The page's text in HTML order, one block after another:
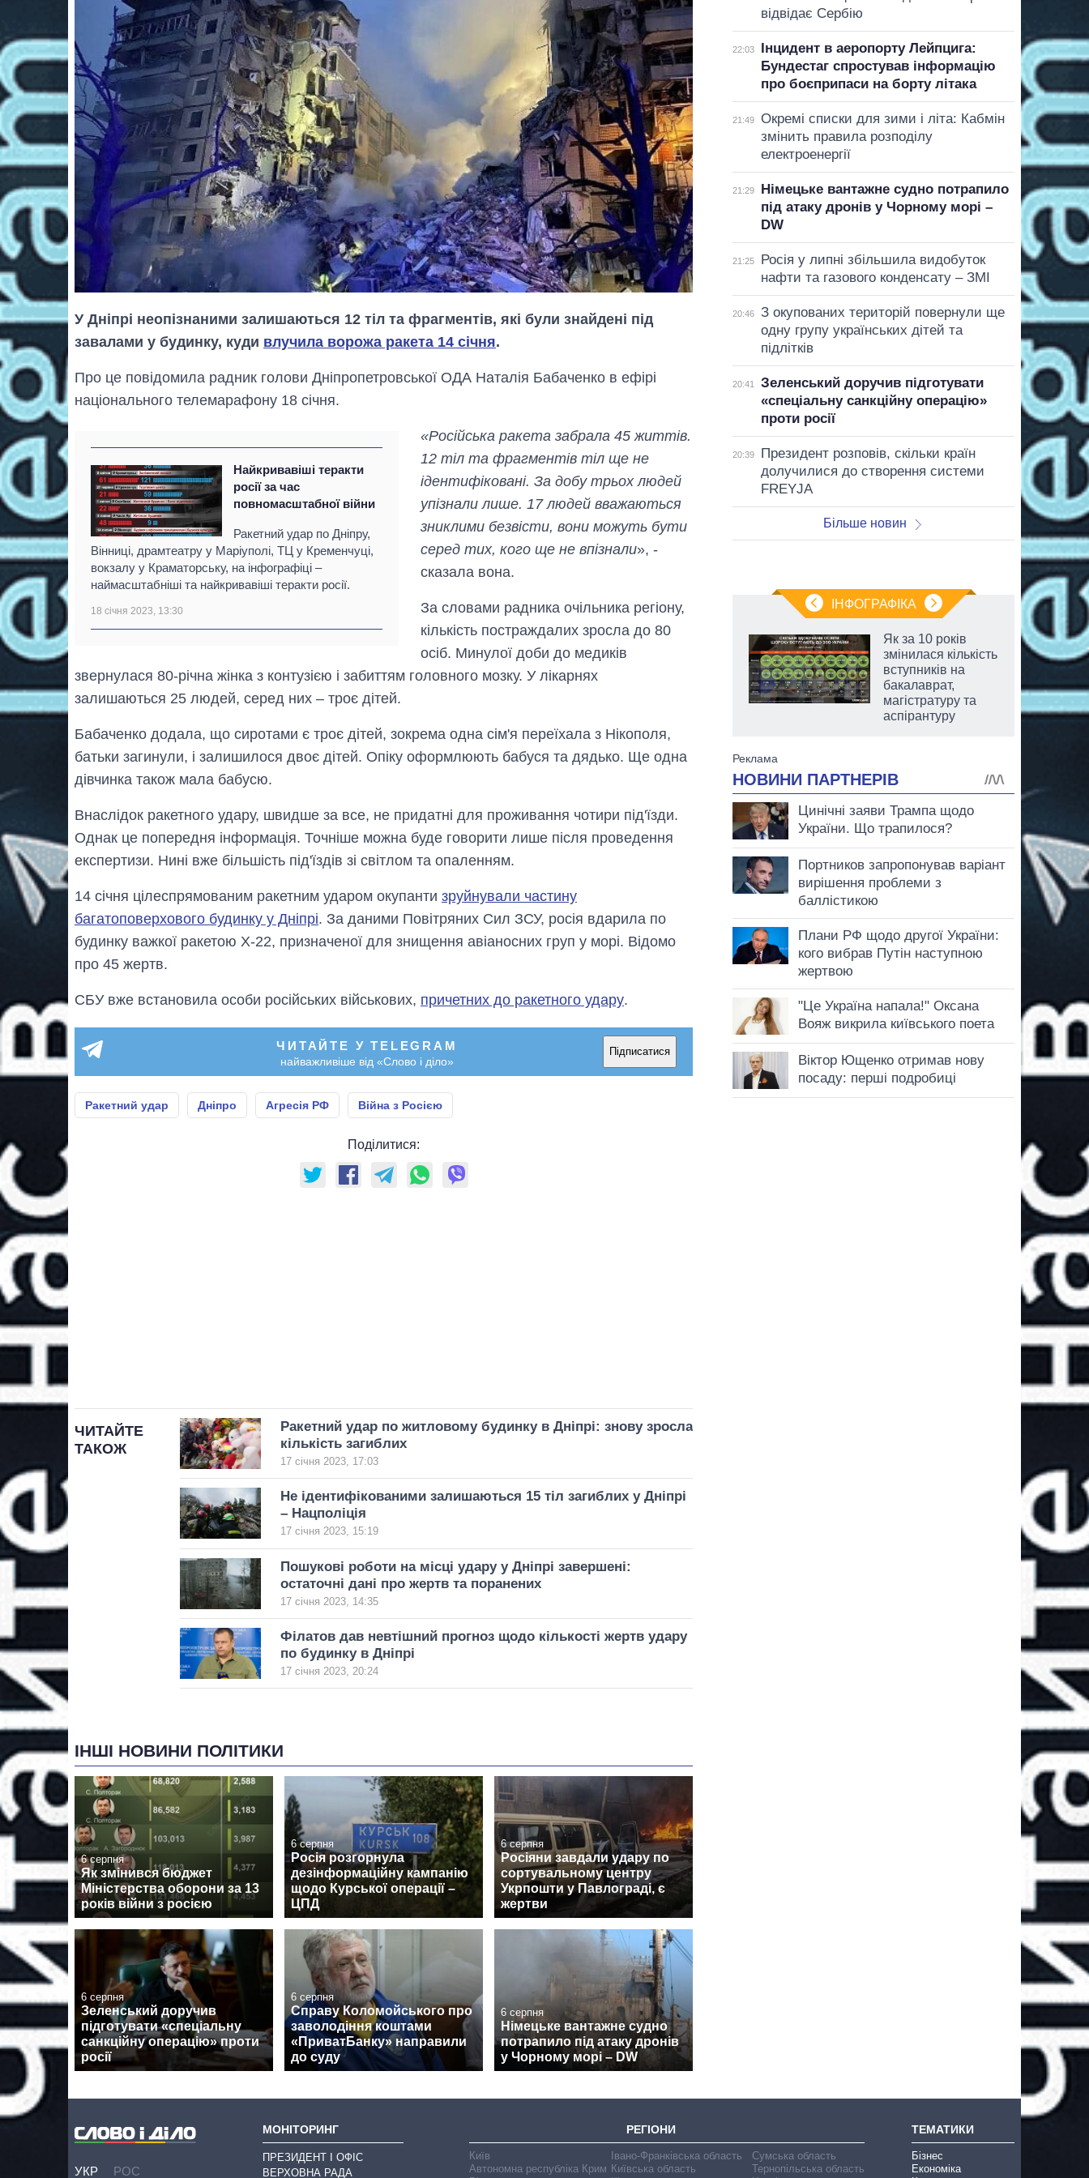
У Дніпрі неопізнаними залишаються 12 тіл та фрагментів, які були знайдені під
завалами у будинку, куди влучила ворожа ракета 14 січня.
Про це повідомила радник голови Дніпропетровської ОДА Наталія Бабаченко в ефірі
національного телемарафону 18 січня.
Найкривавіші теракти
росії за час
повномасштабної війни
Ракетний удар по Дніпру,
Вінниці, драмтеатру у Маріуполі, ТЦ у Кременчуці,
вокзалу у Краматорську, на інфографіці –
наймасштабніші та найкривавіші теракти росії.
18 січня 2023, 13:30
«Російська ракета забрала 45 життів.
12 тіл та фрагментів тіл ще не
ідентифіковані. За добу трьох людей
упізнали лише. 17 людей вважаються
зниклими безвісти, вони можуть бути
серед тих, кого ще не впізнали», -
сказала вона.
За словами радника очільника регіону,
кількість постраждалих зросла до 80
осіб. Минулої доби до медиків
звернулася 80-річна жінка з контузією і забиттям головного мозку. У лікарнях
залишаються 25 людей, серед них – троє дітей.
Бабаченко додала, що сиротами є троє дітей, зокрема одна сім'я переїхала з Нікополя,
батьки загинули, і залишилося двоє дітей. Опіку оформлюють бабуся та дядько. Ще одна
дівчинка також мала бабусю.
Внаслідок ракетного удару, швидше за все, не придатні для проживання чотири під'їзди.
Однак це попередня інформація. Точніше можна буде говорити лише після проведення
експертизи. Нині вже більшість під'їздів зі світлом та опаленням.
14 січня цілеспрямованим ракетним ударом окупанти зруйнували частину
багатоповерхового будинку у Дніпрі. За даними Повітряних Сил ЗСУ, росія вдарила по
будинку важкої ракетою Х-22, призначеної для знищення авіаносних груп у морі. Відомо
про 45 жертв.
СБУ вже встановила особи російських військових, причетних до ракетного удару.
ЧИТАЙТЕ У TELEGRAM
найважливіше від «Слово і діло»
Підписатися
Ракетний удар Дніпро Агресія РФ Війна з Росією
Поділитися:
ЧИТАЙТЕ
ТАКОЖ
Ракетний удар по житловому будинку в Дніпрі: знову зросла
кількість загиблих
17 січня 2023, 17:03
Не ідентифікованими залишаються 15 тіл загиблих у Дніпрі
– Нацполіція
17 січня 2023, 15:19
Пошукові роботи на місці удару у Дніпрі завершені:
остаточні дані про жертв та поранених
17 січня 2023, 14:35
Філатов дав невтішний прогноз щодо кількості жертв удару
по будинку в Дніпрі
17 січня 2023, 20:24
ІНШІ НОВИНИ ПОЛІТИКИ
6 серпня
Як змінився бюджет
Міністерства оборони за 13
років війни з росією
6 серпня
Росія розгорнула
дезінформаційну кампанію
щодо Курської операції –
ЦПД
6 серпня
Росіяни завдали удару по
сортувальному центру
Укрпошти у Павлограді, є
жертви
6 серпня
Зеленський доручив
підготувати «спеціальну
санкційну операцію» проти
росії
6 серпня
Справу Коломойського про
заволодіння коштами
«ПриватБанку» направили
до суду
6 серпня
Німецьке вантажне судно
потрапило під атаку дронів
у Чорному морі – DW
відвідає Сербію
22:03
Інцидент в аеропорту Лейпцига:
Бундестаг спростував інформацію
про боєприпаси на борту літака
21:49
Окремі списки для зими і літа: Кабмін
змінить правила розподілу
електроенергії
21:29
Німецьке вантажне судно потрапило
під атаку дронів у Чорному морі –
DW
21:25
Росія у липні збільшила видобуток
нафти та газового конденсату – ЗМІ
20:46
З окупованих територій повернули ще
одну групу українських дітей та
підлітків
20:41
Зеленський доручив підготувати
«спеціальну санкційну операцію»
проти росії
20:39
Президент розповів, скільки країн
долучилися до створення системи
FREYJA
Більше новин
ІНФОГРАФІКА
Скільки картоплі
вирощували в
Як за 10 років
змінилася кількість
вступників на
бакалаврат,
магістратуру та
аспірантуру
УКР РОС
МОНІТОРИНГ
ПРЕЗИДЕНТ І ОФІС
ВЕРХОВНА РАДА
РЕГІОНИ
Київ
Автономна республіка Крим
Івано-Франківська область
Київська область
Сумська область
Тернопільська область
ТЕМАТИКИ
Бізнес
Економіка